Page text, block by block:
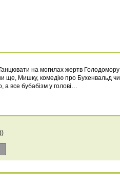
на могилах жертв
ще, Мишку, комедію про Бухенвальд
а все бубабізм у голові…